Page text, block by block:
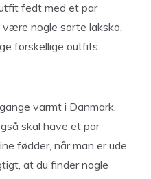
fedt med et par
være nogle sorte laksko,
forskellige outfits.
varmt i Danmark.
skal have et par
fødder, når man er ude
at du finder nogle